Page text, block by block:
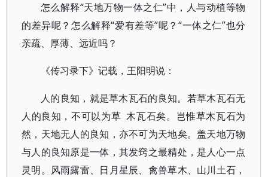
怎么解释“天地万物一体之仁”中，人与动植等物
的差异呢？怎么解释“爱有差等”呢？“一体之仁”也分
亲疏、厚薄、远近吗？
《传习录下》记载，王阳明说：
人的良知，就是草木瓦石的良知。若草木瓦石无
人的良知，不可以为草 木瓦石矣。岂惟草木瓦石为
然，天地无人的良知，亦不可为天地矣。盖天地万物
与人的良知原是一体，其发窍之最精处，是人心一点
灵明。风雨露雷、日月星辰、禽兽草木、山川土石，